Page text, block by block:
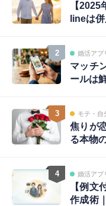
【
lineは
2 婚活アプ
マッチ
ールは
3 モテ・自
焦りが
る本物
4 婚活アプ
【例文
作成術